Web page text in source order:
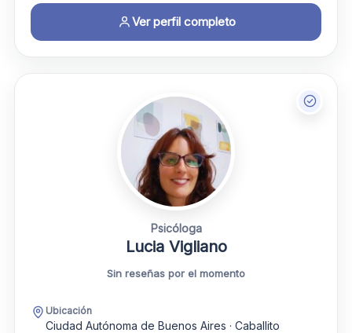
Ver perfil completo
Psicóloga
Lucia Vigliano
Sin reseñas por el momento
Ubicación
Ciudad Autónoma de Buenos Aires · Caballito